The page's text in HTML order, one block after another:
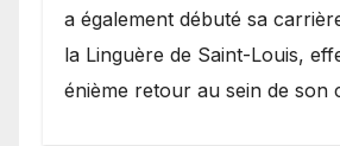
a également débuté sa
la Linguère de Saint-Louis,
énième retour au sein de